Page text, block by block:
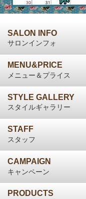
SALON INFO
サロンインフォ
MENU&PRICE
メニュー＆プライス
STYLE GALLERY
スタイルギャラリー
STAFF
スタッフ
CAMPAIGN
キャンペーン
PRODUCTS